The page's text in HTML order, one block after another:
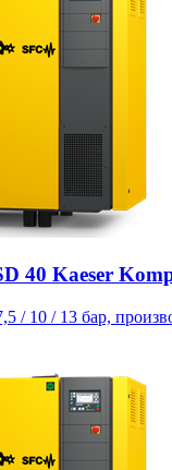
40 Kaeser
/ 10 / 13 бар,